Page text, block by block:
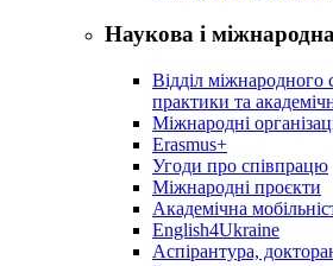
Наукова і міжнародна
Відділ міжнародного
практики та
Міжнародні
Erasmus+
Угоди про співпрацю
Міжнародні проєкти
Академічна
English4Ukraine
Аспірантура,